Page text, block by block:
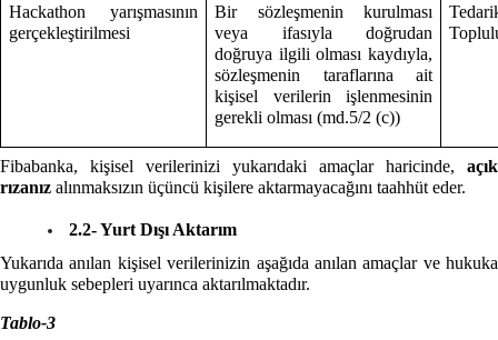
Hackathon yarışmasının
gerçekleştirilmesi
Bir sözleşmenin kurulması
veya ifasıyla doğrudan
doğruya ilgili olması kaydıyla,
sözleşmenin taraflarına ait
kişisel verilerin işlenmesinin
gerekli olması (md.5/2 (c))
Fibabanka, kişisel verilerinizi yukarıdaki amaçlar haricinde, açık
rızanız alınmaksızın üçüncü kişilere aktarmayacağını taahhüt eder.
2.2- Yurt Dışı Aktarım
Yukarıda anılan kişisel verilerinizin aşağıda anılan amaçlar ve hukuka
uygunluk sebepleri uyarınca aktarılmaktadır.
Tablo-3